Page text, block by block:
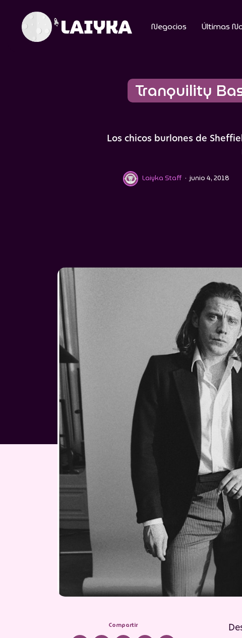
Negocios Últimas
Tranquility
Los chicos burlones de
Laiyka Staff · junio 4, 2018
Compartir